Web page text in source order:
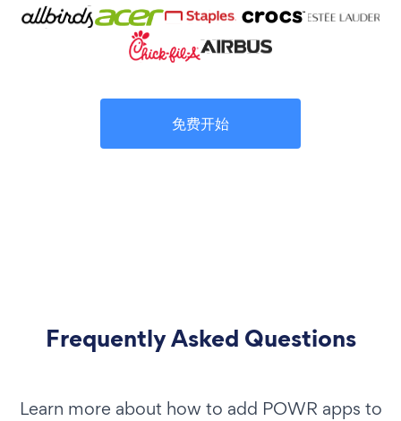
免费开始
Frequently Asked Questions
Learn more about how to add POWR apps to